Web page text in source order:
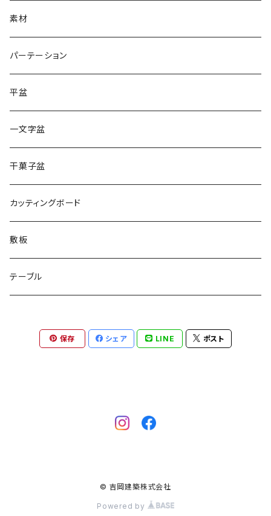
素材
パーテーション
平盆
一文字盆
干菓子盆
カッティングボード
敷板
テーブル
保存 シェア LINE ポスト
© 吉岡建築株式会社
Powered by